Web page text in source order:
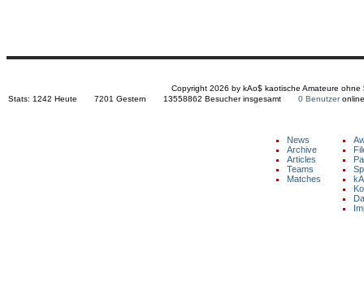
Copyright 2026 by kAo$ kaotische Amateure
Stats: 1242 Heute 7201 Gestern 13558862 Besucher insgesamt 0 Benutzer
News
Archive
Articles
Teams
Matches